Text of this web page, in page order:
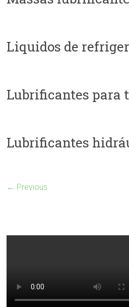
Liquidos de
Lubrificantes para
Lubrificantes
← Previous